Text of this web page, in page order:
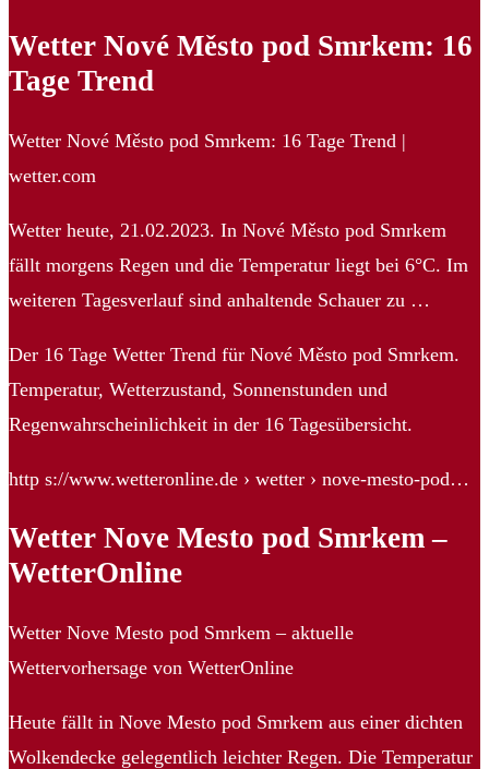
Wetter Nové Město pod Smrkem: 16
Tage Trend
Wetter Nové Město pod Smrkem: 16 Tage Trend |
wetter.com
Wetter heute, 21.02.2023. In Nové Město pod Smrkem
fällt morgens Regen und die Temperatur liegt bei 6°C. Im
weiteren Tagesverlauf sind anhaltende Schauer zu …
Der 16 Tage Wetter Trend für Nové Město pod Smrkem.
Temperatur, Wetterzustand, Sonnenstunden und
Regenwahrscheinlichkeit in der 16 Tagesübersicht.
http s://www.wetteronline.de › wetter › nove-mesto-pod…
Wetter Nove Mesto pod Smrkem –
WetterOnline
Wetter Nove Mesto pod Smrkem – aktuelle
Wettervorhersage von WetterOnline
Heute fällt in Nove Mesto pod Smrkem aus einer dichten
Wolkendecke gelegentlich leichter Regen. Die Temperatur